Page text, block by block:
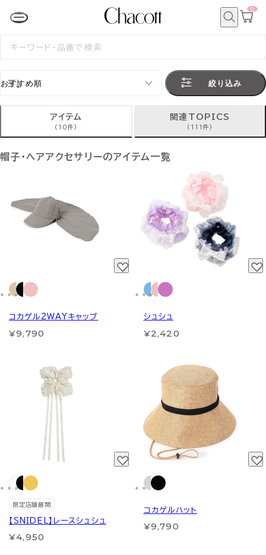
カ
0
検
絞り込み
アイテム
(10件)
関連TOPICS
(111件)
帽子・ヘアアクセサリーのアイテム一覧
コカゲル2WAYキャップ
¥9,790
シュシュ
¥2,420
限定店舗展開
【SNIDEL】レースシュシュ
¥4,950
コカゲルハット
¥9,790